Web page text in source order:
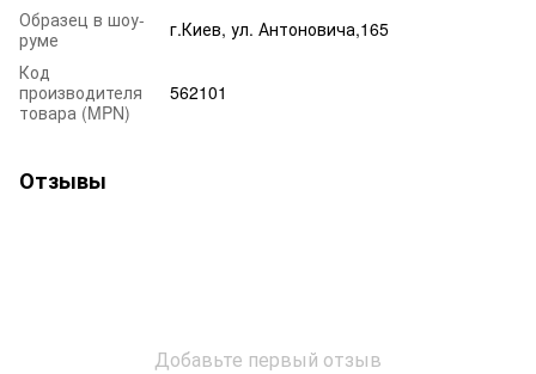
Образец в шоу-
руме
г.Киев, ул. Антоновича,165
Код
производителя
товара (MPN)
562101
Отзывы
Добавьте первый отзыв